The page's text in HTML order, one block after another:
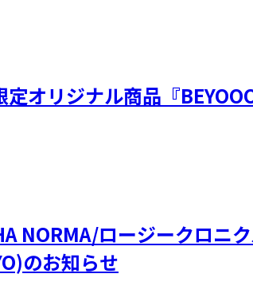
オリジナル商品『
ロージークロニ
のお知らせ